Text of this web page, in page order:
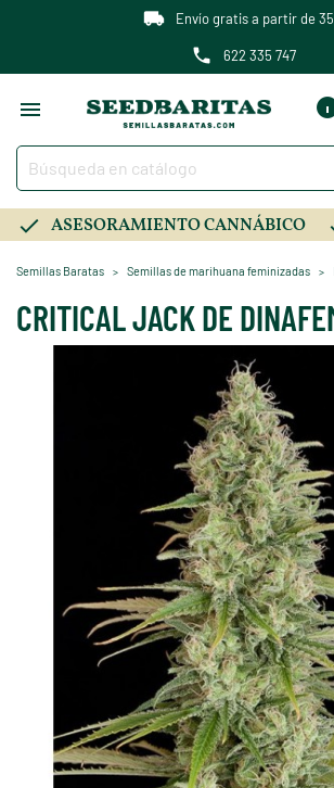
Envío gratis a partir de
622 335 747

ASESORAMIENTO CANNÁBICO
Semillas Baratas Semillas de marihuana feminizadas
CRITICAL JACK DE